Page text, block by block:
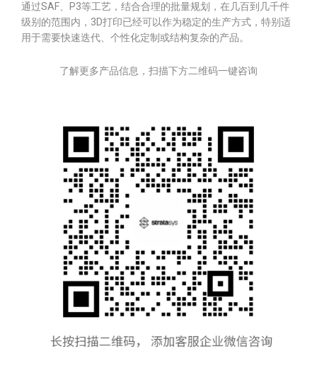
通过SAF、P3等工艺，结合合理的批量规划，在几百到几千件
级别的范围内，3D打印已经可以作为稳定的生产方式，特别适
用于需要快速迭代、个性化定制或结构复杂的产品。
了解更多产品信息，扫描下方二维码一键咨询